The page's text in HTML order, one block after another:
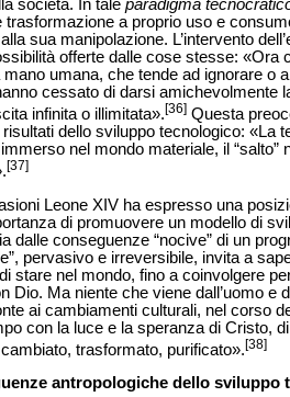
società. In tale paradigma
trasformazione a proprio uso e
sua manipolazione. L’intervento
offerte dalle cose stesse:
mano umana, che tende ad ignorare
cessato di darsi amichevolmente
infinita o illimitata».[36] Questa
risultati dello sviluppo tecnologico:
nel mondo materiale, il
[37]
Leone XIV ha espresso una
di promuovere un modello di
dalle conseguenze “nocive” di un
pervasivo e irreversibile, invita a
stare nel mondo, fino a coinvolgere
Dio. Ma niente che viene dall’uomo
ai cambiamenti culturali, nel corso
con la luce e la speranza di Cristo,
trasformato, purificato».[38]
antropologiche dello sviluppo